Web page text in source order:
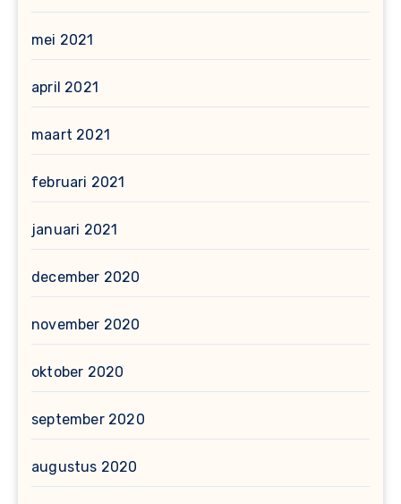
mei 2021
april 2021
maart 2021
februari 2021
januari 2021
december 2020
november 2020
oktober 2020
september 2020
augustus 2020